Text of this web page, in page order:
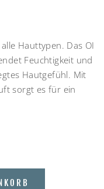
Hauttypen. Das OI
Feuchtigkeit und
Hautgefühl. Mit
sorgt es für ein